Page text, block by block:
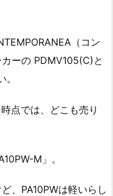
（コン
ーの PDMV105(C)と
点では、どこも売り
M」。
、PA10PWは軽いらし